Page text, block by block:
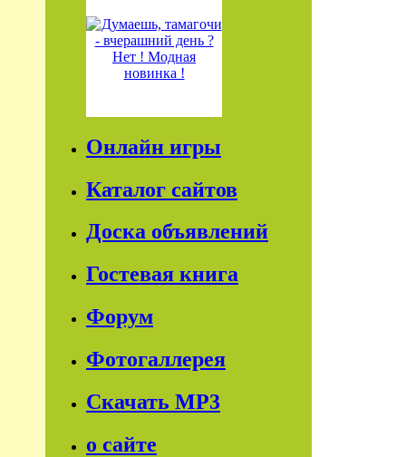
Онлайн игры
Каталог сайтов
Доска объявлений
Гостевая книга
Форум
Фотогаллерея
Скачать МР3
о сайте